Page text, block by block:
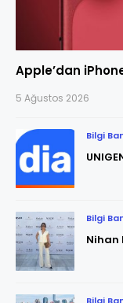
Apple’dan
5 Ağustos 2026
Bilgi
Bilgi
Nihan